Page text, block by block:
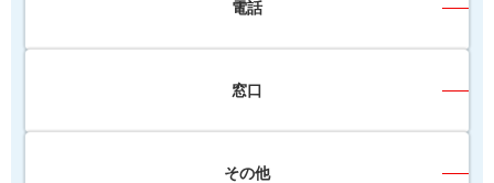
電話
窓口
その他